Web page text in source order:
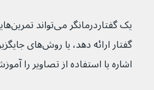
یک
گفتار ارائه دهد،
اشاره یا استفاده از تصاویر را